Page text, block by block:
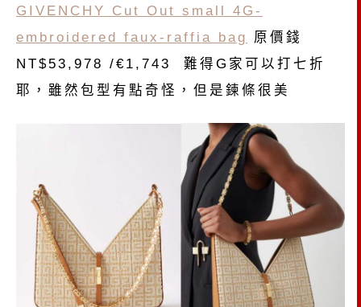
GIVENCHY Cut Out small 4G-
embroidered faux-raffia bag
原價錢
NT$53,978 /€1,743 難得G家可以打七折
耶，雖然包型有點奇怪，但是鍊條很美